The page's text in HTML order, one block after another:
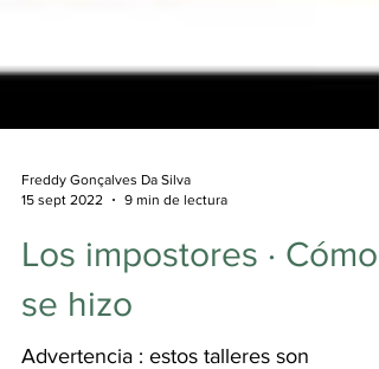
15 sept 2022
9 min de lectura
Los impostores · Cómo
se hizo